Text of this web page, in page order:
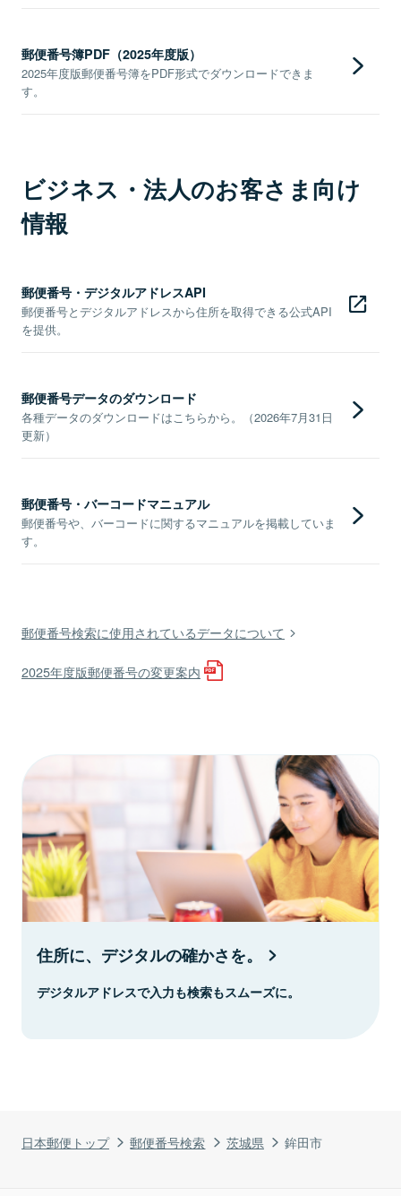
日本郵便トップ 郵便番号検索 茨城県 鉾田市
郵便番号簿PDF（2025年度版）
2025年度版郵便番号簿をPDF形式でダウンロードできま
す。
ビジネス・法人のお客さま向け
情報
郵便番号・デジタルアドレスAPI
郵便番号とデジタルアドレスから住所を取得できる公式API
を提供。
郵便番号データのダウンロード
各種データのダウンロードはこちらから。（2026年7月31日
更新）
郵便番号・バーコードマニュアル
郵便番号や、バーコードに関するマニュアルを掲載していま
す。
郵便番号検索に使用されているデータについて
2025年度版郵便番号の変更案内
住所に、デジタルの確かさを。
デジタルアドレスで入力も検索もスムーズに。